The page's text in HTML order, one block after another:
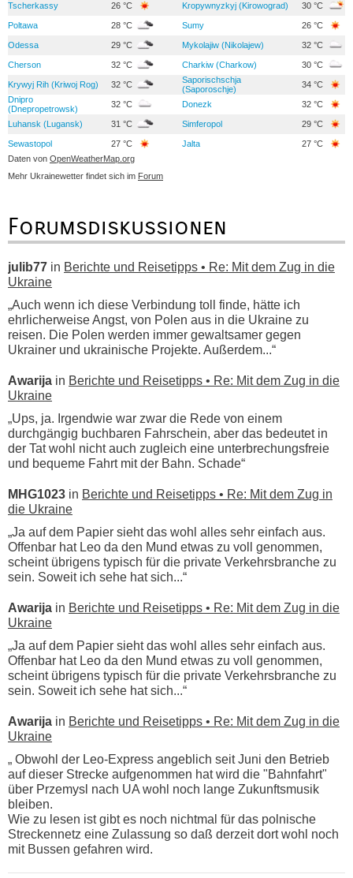
Tscherkassy 26 °C Kropywnyzkyj (Kirowograd) 30 °C
Poltawa 28 °C Sumy 26 °C
Odessa 29 °C Mykolajiw (Nikolajew) 32 °C
Cherson 32 °C Charkiw (Charkow) 30 °C
Krywyj Rih (Kriwoj Rog) 32 °C
Saporischschja
(Saporoschje)
34 °C
Dnipro
(Dnepropetrowsk)
32 °C Donezk 32 °C
Luhansk (Lugansk) 31 °C Simferopol 29 °C
Sewastopol 27 °C Jalta
27 °C
Daten von OpenWeatherMap.org
Mehr Ukrainewetter findet sich im Forum
Forumsdiskussionen
julib77 in Berichte und Reisetipps • Re: Mit dem Zug in die
Ukraine
„Auch wenn ich diese Verbindung toll finde, hätte ich
ehrlicherweise Angst, von Polen aus in die Ukraine zu
reisen. Die Polen werden immer gewaltsamer gegen
Ukrainer und ukrainische Projekte. Außerdem...“
Awarija in Berichte und Reisetipps • Re: Mit dem Zug in die
Ukraine
„Ups, ja. Irgendwie war zwar die Rede von einem
durchgängig buchbaren Fahrschein, aber das bedeutet in
der Tat wohl nicht auch zugleich eine unterbrechungsfreie
und bequeme Fahrt mit der Bahn. Schade“
MHG1023 in Berichte und Reisetipps • Re: Mit dem Zug in
die Ukraine
„Ja auf dem Papier sieht das wohl alles sehr einfach aus.
Offenbar hat Leo da den Mund etwas zu voll genommen,
scheint übrigens typisch für die private Verkehrsbranche zu
sein. Soweit ich sehe hat sich...“
Awarija in Berichte und Reisetipps • Re: Mit dem Zug in die
Ukraine
„Ja auf dem Papier sieht das wohl alles sehr einfach aus.
Offenbar hat Leo da den Mund etwas zu voll genommen,
scheint übrigens typisch für die private Verkehrsbranche zu
sein. Soweit ich sehe hat sich...“
Awarija in Berichte und Reisetipps • Re: Mit dem Zug in die
Ukraine
„ Obwohl der Leo-Express angeblich seit Juni den Betrieb
auf dieser Strecke aufgenommen hat wird die "Bahnfahrt"
über Przemysl nach UA wohl noch lange Zukunftsmusik
bleiben.
Wie zu lesen ist gibt es noch nichtmal für das polnische
Streckennetz eine Zulassung so daß derzeit dort wohl noch
mit Bussen gefahren wird.